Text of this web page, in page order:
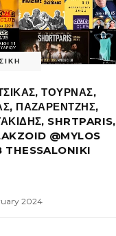
ΤΟΥΡΝΑΣ,
ΠΑΖΑΡΕΝΤΖΗΣ,
SHRTPARIS,
@MYLOS
THESSALONIKI
2024